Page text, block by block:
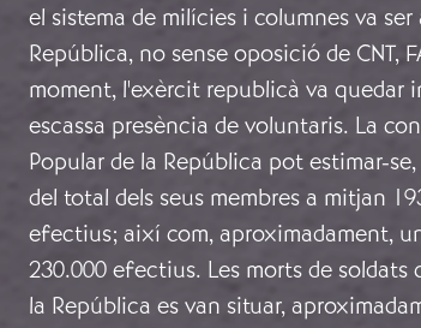
el sistema de milícies i columnes va
República, no sense oposició de CNT,
moment, l'exèrcit republicà va quedar
escassa presència de voluntaris. La
Popular de la República pot estimar-
del total dels seus membres a mitjan
efectius; així com, aproximadament,
230.000 efectius. Les morts de
la República es van situar,